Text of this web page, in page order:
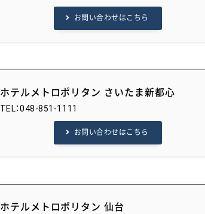
お問い合わせはこちら
ホテルメトロポリタン さいたま新都心
TEL：048-851-1111
お問い合わせはこちら
ホテルメトロポリタン 仙台